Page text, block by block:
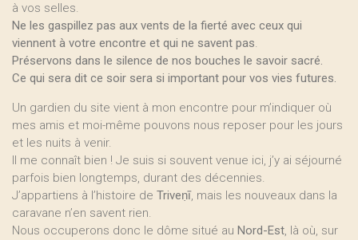
à vos selles.
Ne les gaspillez pas aux vents de la fierté avec ceux qui
viennent à votre encontre et qui ne savent pas.
Préservons dans le silence de nos bouches le savoir sacré.
Ce qui sera dit ce soir sera si important pour vos vies futures.
Un gardien du site vient à mon encontre pour m’indiquer où
mes amis et moi-même pouvons nous reposer pour les jours
et les nuits à venir.
Il me connaît bien ! Je suis si souvent venue ici, j’y ai séjourné
parfois bien longtemps, durant des décennies.
J’appartiens à l’histoire de Triveṇī, mais les nouveaux dans la
caravane n’en savent rien.
Nous occuperons donc le dôme situé au Nord-Est, là où, sur